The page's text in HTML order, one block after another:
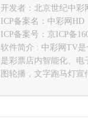
开发者：北京世纪中彩
ICP备案名：中彩网HD
ICP备案号： 京ICP备
软件简介 : 中彩网TV是
是彩票店内智能化、电
图轮播，文字跑马灯宣